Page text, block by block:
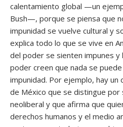
calentamiento global —un
Bush—, porque se piensa que
impunidad se vuelve cultural y
explica todo lo que se vive en
del poder se sienten impunes y
poder creen que nada se
impunidad. Por ejemplo, hay
de México que se distingue por
neoliberal y que afirma que
derechos humanos y el medio